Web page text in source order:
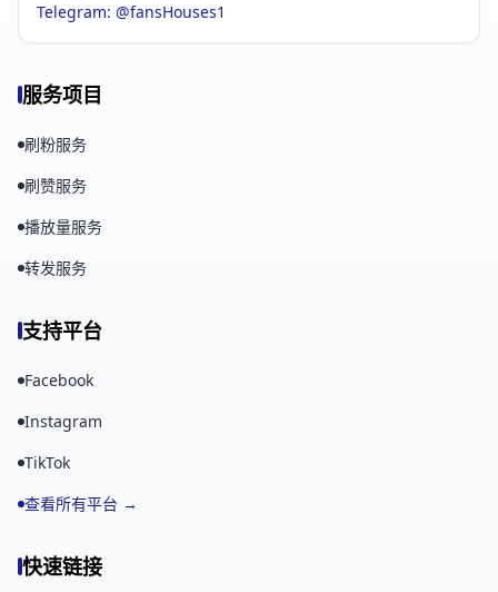
Telegram: @fansHouses1
服务项目
刷粉服务
刷赞服务
播放量服务
转发服务
支持平台
Facebook
Instagram
TikTok
查看所有平台 →
快速链接